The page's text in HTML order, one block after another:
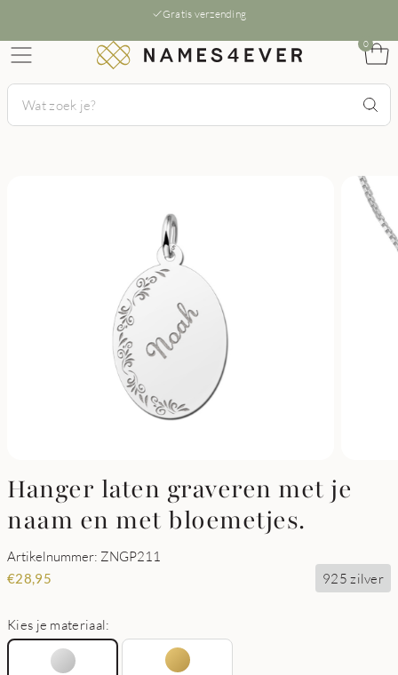
Gratis verzending
0
Hanger laten graveren met je
naam en met bloemetjes.
Artikelnummer: ZNGP211
€28,95 925 zilver
Kies je materiaal: